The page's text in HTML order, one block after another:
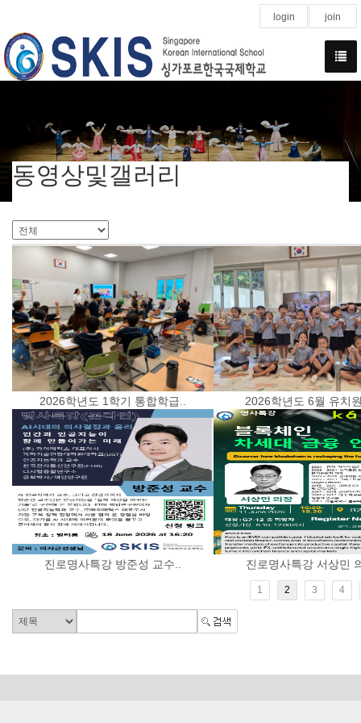
login join
동영상및갤러리
2026학년도 1학기 통합학급.. 2026학년도 6월 유치
진로명사특강 방준성 교수.. 진로명사특강 서상민
1 2 3 4